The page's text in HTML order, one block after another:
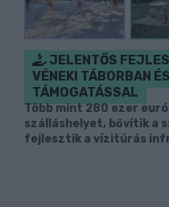
JELENTŐS
VÉNEKI TÁBORBAN
TÁMOGATÁSSAL
Több mint 280 ezer
szálláshelyet, bővítik a
fejlesztik a vízitúrás